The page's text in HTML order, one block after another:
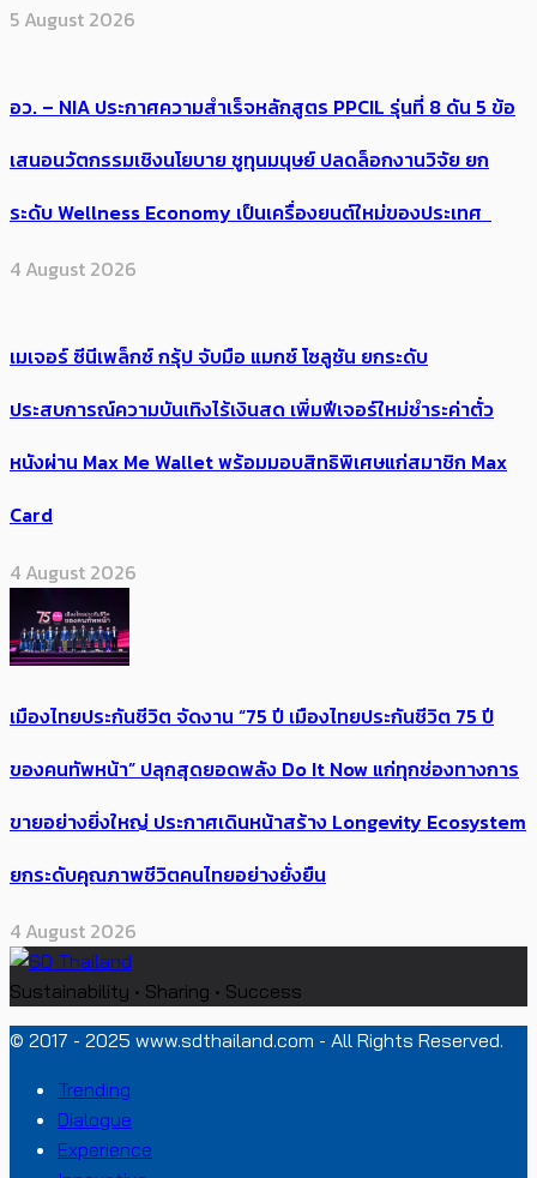
5 August 2026
อว. – NIA ประกาศความสำเร็จหลักสูตร PPCIL รุ่นที่ 8 ดัน 5 ข้อ
เสนอนวัตกรรมเชิงนโยบาย ชูทุนมนุษย์ ปลดล็อกงานวิจัย ยก
ระดับ Wellness Economy เป็นเครื่องยนต์ใหม่ของประเทศ
4 August 2026
เมเจอร์ ซีนีเพล็กซ์ กรุ้ป จับมือ แมกซ์ โซลูชัน ยกระดับ
ประสบการณ์ความบันเทิงไร้เงินสด เพิ่มฟีเจอร์ใหม่ชำระค่าตั๋ว
หนังผ่าน Max Me Wallet พร้อมมอบสิทธิพิเศษแก่สมาชิก Max
Card
4 August 2026
เมืองไทยประกันชีวิต จัดงาน “75 ปี เมืองไทยประกันชีวิต 75 ปี
ของคนทัพหน้า” ปลุกสุดยอดพลัง Do It Now แก่ทุกช่องทางการ
ขายอย่างยิ่งใหญ่ ประกาศเดินหน้าสร้าง Longevity Ecosystem
ยกระดับคุณภาพชีวิตคนไทยอย่างยั่งยืน
4 August 2026
Sustainability • Sharing • Success
© 2017 - 2025 www.sdthailand.com - All Rights Reserved.
Trending
Dialogue
Experience